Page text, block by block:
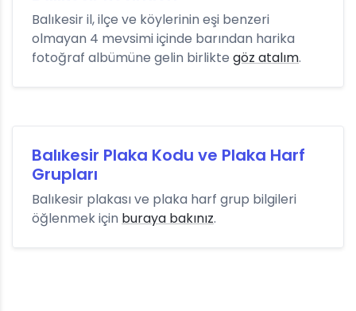
Balıkesir il, ilçe ve köylerinin eşi benzeri
olmayan 4 mevsimi içinde barından harika
fotoğraf albümüne gelin birlikte göz atalım.
Balıkesir Plaka Kodu ve Plaka Harf
Grupları
Balıkesir plakası ve plaka harf grup bilgileri
öğlenmek için buraya bakınız.